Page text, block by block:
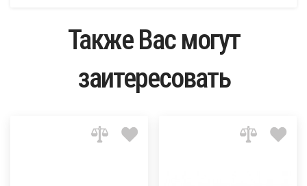
Также Вас могут
заитересовать